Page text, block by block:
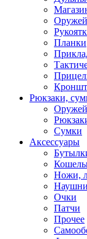
Планки
Рюкзаки,
Сумки
Аксессуары
Ножи,
Очки
Патчи
Прочее